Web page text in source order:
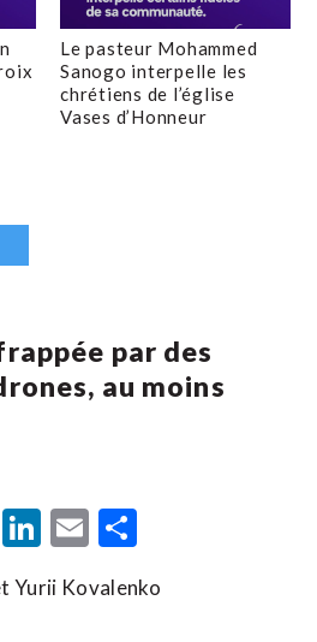
Le pasteur Mohammed
Sanogo interpelle les
chrétiens de l’église
Vases d’Honneur
par des
au moins
Telegram
LinkedIn
Email
Yurii Kovalenko